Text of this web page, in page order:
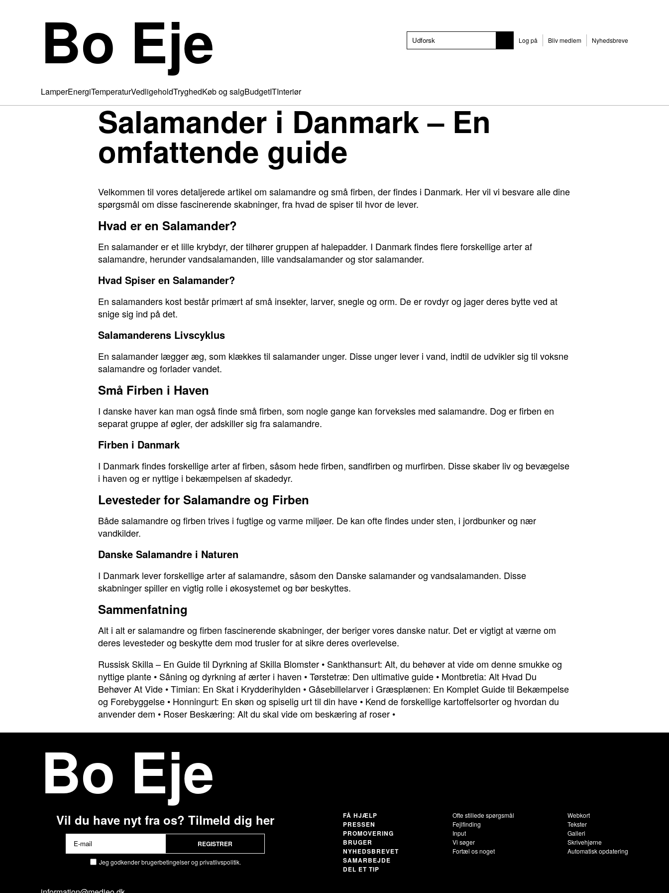
Bo Eje Log på Bliv medlem Nyhedsbreve
LamperEnergiTemperaturVedligeholdTryghedKøb og salgBudgetITInteriør
Salamander i Danmark – En
omfattende guide
Velkommen til vores detaljerede artikel om salamandre og små firben, der findes i Danmark. Her vil vi besvare alle dine
spørgsmål om disse fascinerende skabninger, fra hvad de spiser til hvor de lever.
Hvad er en Salamander?
En salamander er et lille krybdyr, der tilhører gruppen af halepadder. I Danmark findes flere forskellige arter af
salamandre, herunder vandsalamanden, lille vandsalamander og stor salamander.
Hvad Spiser en Salamander?
En salamanders kost består primært af små insekter, larver, snegle og orm. De er rovdyr og jager deres bytte ved at
snige sig ind på det.
Salamanderens Livscyklus
En salamander lægger æg, som klækkes til salamander unger. Disse unger lever i vand, indtil de udvikler sig til voksne
salamandre og forlader vandet.
Små Firben i Haven
I danske haver kan man også finde små firben, som nogle gange kan forveksles med salamandre. Dog er firben en
separat gruppe af øgler, der adskiller sig fra salamandre.
Firben i Danmark
I Danmark findes forskellige arter af firben, såsom hede firben, sandfirben og murfirben. Disse skaber liv og bevægelse
i haven og er nyttige i bekæmpelsen af skadedyr.
Levesteder for Salamandre og Firben
Både salamandre og firben trives i fugtige og varme miljøer. De kan ofte findes under sten, i jordbunker og nær
vandkilder.
Danske Salamandre i Naturen
I Danmark lever forskellige arter af salamandre, såsom den Danske salamander og vandsalamanden. Disse
skabninger spiller en vigtig rolle i økosystemet og bør beskyttes.
Sammenfatning
Alt i alt er salamandre og firben fascinerende skabninger, der beriger vores danske natur. Det er vigtigt at værne om
deres levesteder og beskytte dem mod trusler for at sikre deres overlevelse.
Russisk Skilla – En Guide til Dyrkning af Skilla Blomster • Sankthansurt: Alt, du behøver at vide om denne smukke og
nyttige plante • Såning og dyrkning af ærter i haven •Tørstetræ: Den ultimative guide • Montbretia: Alt Hvad Du
Behøver At Vide •Timian: En Skat i Krydderihylden •Gåsebillelarver i Græsplænen: En Komplet Guide til Bekæmpelse
og Forebyggelse • Honningurt: En skøn og spiselig urt til din have • Kend de forskellige kartoffelsorter og hvordan du
anvender dem • Roser Beskæring: Alt du skal vide om beskæring af roser •
Bo Eje
Vil du have nyt fra os? Tilmeld dig her
REGISTRER
Jeg godkender brugerbetingelser og privatlivspolitik.
FÅ HJÆLP
PRESSEN
PROMOVERING
BRUGER
NYHEDSBREVET
SAMARBEJDE
DEL ET TIP
Ofte stillede spørgsmål
Fejlfinding
Input
Vi søger
Fortæl os noget
Webkort
Tekster
Galleri
Skrivehjørne
Automatisk opdatering